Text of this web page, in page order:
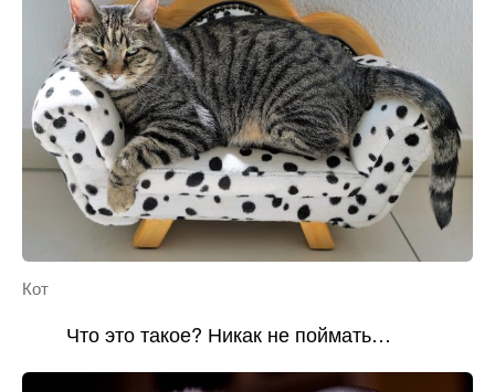
Кот
Что это такое? Никак не поймать…